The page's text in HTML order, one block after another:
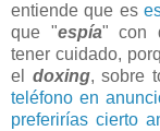
entiende que es
que "espía" con
tener cuidado,
el doxing, sobre
teléfono en
preferirías cierto